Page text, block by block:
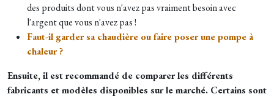
des produits dont vous n'avez pas vraiment besoin avec
l'argent que vous n'avez pas !
Faut-il garder sa chaudière ou faire poser une pompe à
chaleur ?
Ensuite, il est recommandé de comparer les différents
fabricants et modèles disponibles sur le marché. Certains sont